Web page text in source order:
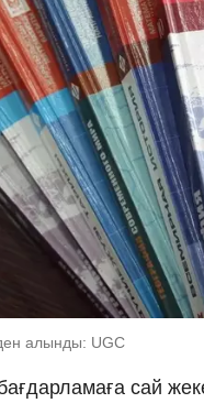
алынды: UGC
сай